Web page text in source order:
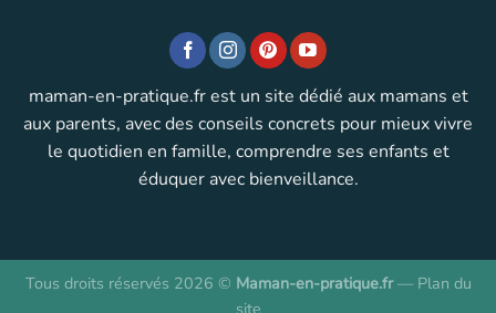
maman-en-pratique.fr est un site dédié aux mamans et
aux parents, avec des conseils concrets pour mieux vivre
le quotidien en famille, comprendre ses enfants et
éduquer avec bienveillance.
Tous droits réservés 2026 © Maman-en-pratique.fr— Plan du